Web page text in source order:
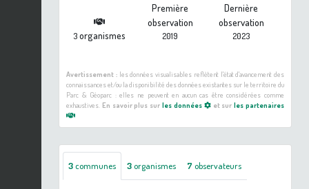
3organismes
Première
observation
2019
Dernière
observation
2023
Avertissement :les données visualisables reflètent l'état d'avancement des
connaissances et/ou la disponibilité des données existantes sur le territoire du
Parc & Géoparc : elles ne peuvent en aucun cas être considérées comme
exhaustives. En savoir plus sur les données et surles partenaires
3communes 3organismes 7 observateurs